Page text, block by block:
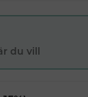
du vill